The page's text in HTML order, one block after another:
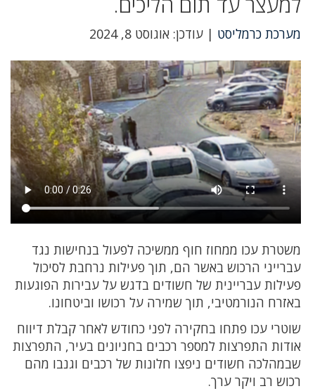
מערכת כרמליסט | עודכן: אוגוסט 8, 2024
משטרת עכו ממחוז חוף ממשיכה לפעול בנחישות נגד
עברייני הרכוש באשר הם, תוך פעילות נרחבת לסיכול
פעילות עבריינית של חשודים בדגש על עבירות הפוגעות
באזרח הנורמטיבי, תוך שמירה על רכושו וביטחונו.
שוטרי עכו פתחו בחקירה לפני כחודש לאחר קבלת דיווח
אודות התפרצות למספר רכבים בחניונים בעיר, התפרצות
שבמהלכה חשודים ניפצו חלונות של רכבים וגנבו מהם
רכוש רב ויקר ערך.